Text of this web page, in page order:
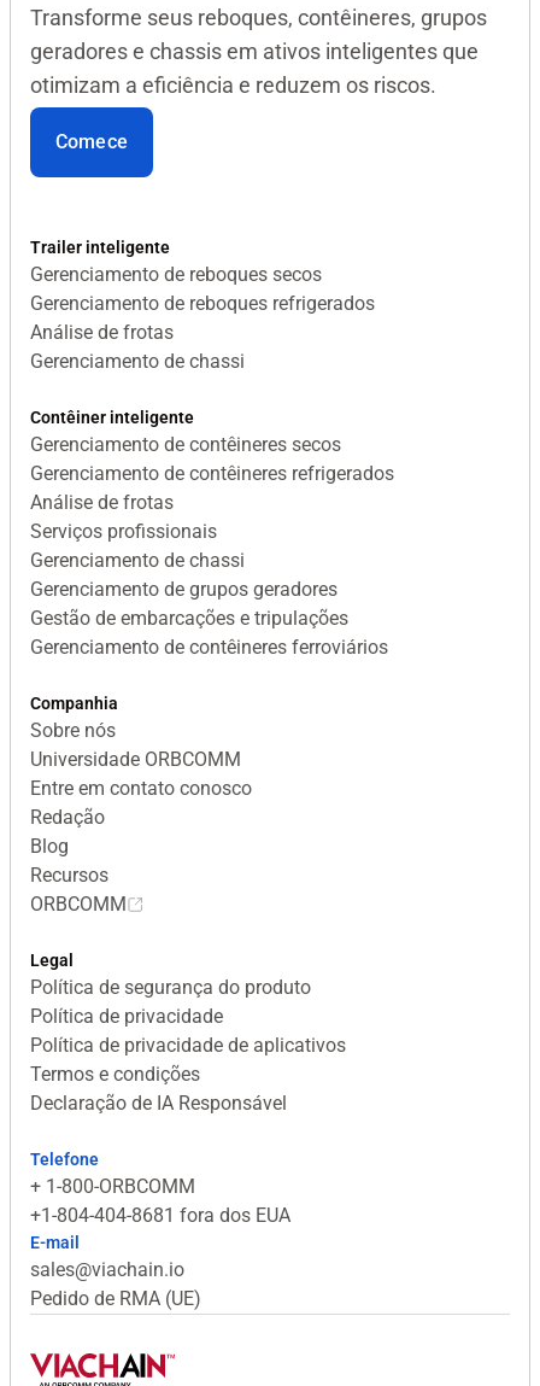
Transforme seus reboques, contêineres, grupos
geradores e chassis em ativos inteligentes que
otimizam a eficiência e reduzem os riscos.
Comece
Trailer inteligente
Gerenciamento de reboques secos
Gerenciamento de reboques refrigerados
Análise de frotas
Gerenciamento de chassi
Contêiner inteligente
Gerenciamento de contêineres secos
Gerenciamento de contêineres refrigerados
Análise de frotas
Serviços profissionais
Gerenciamento de chassi
Gerenciamento de grupos geradores
Gestão de embarcações e tripulações
Gerenciamento de contêineres ferroviários
Companhia
Sobre nós
Universidade ORBCOMM
Entre em contato conosco
Redação
Blog
Recursos
ORBCOMM
Legal
Política de segurança do produto
Política de privacidade
Política de privacidade de aplicativos
Termos e condições
Declaração de IA Responsável
Telefone
+ 1-800-ORBCOMM
+1-804-404-8681 fora dos EUA
E-mail
sales@viachain.io
Pedido de RMA (UE)